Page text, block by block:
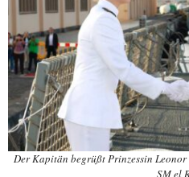
Der Kapitän begrüßt Prinzessin
SM el